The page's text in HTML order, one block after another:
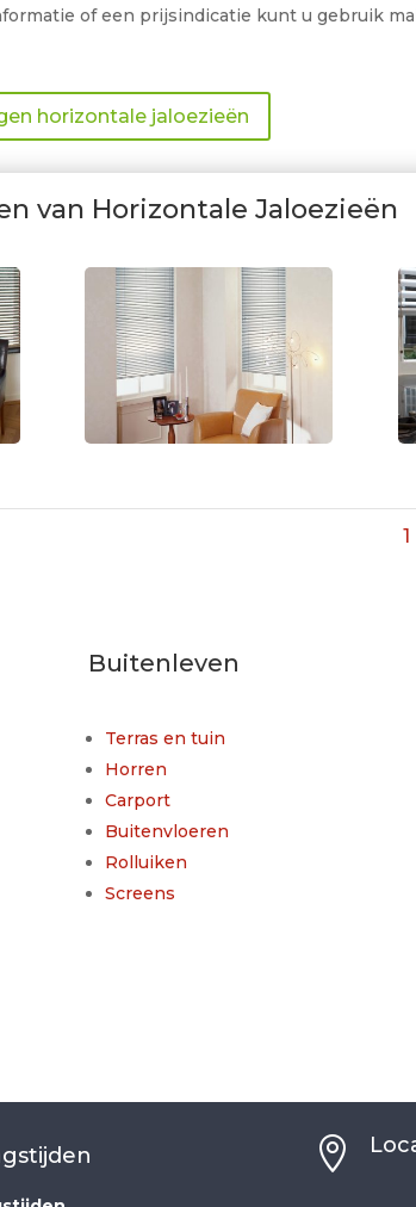
of een prijsindicatie kunt u gebruik
horizontale jaloezieën
van Horizontale Jaloezieën
1
Buitenleven
Terras en tuin
Horren
Carport
Buitenvloeren
Rolluiken
Screens
